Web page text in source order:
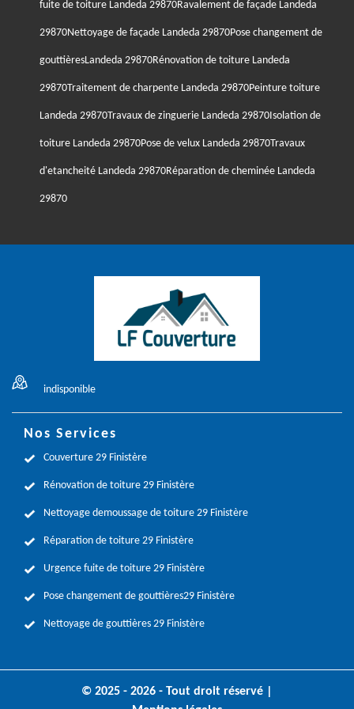
fuite de toiture Landeda 29870Ravalement de façade Landeda
29870Nettoyage de façade Landeda 29870Pose changement de
gouttièresLandeda 29870Rénovation de toiture Landeda
29870Traitement de charpente Landeda 29870Peinture toiture
Landeda 29870Travaux de zinguerie Landeda 29870Isolation de
toiture Landeda 29870Pose de velux Landeda 29870Travaux
d'etancheité Landeda 29870Réparation de cheminée Landeda
29870
indisponible
Nos Services
Couverture 29 Finistère
Rénovation de toiture 29 Finistère
Nettoyage demoussage de toiture 29 Finistère
Réparation de toiture 29 Finistère
Urgence fuite de toiture 29 Finistère
Pose changement de gouttières29 Finistère
Nettoyage de gouttières 29 Finistère
© 2025 - 2026 - Tout droit réservé |